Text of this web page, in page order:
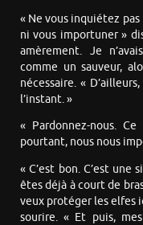
« Ne vous inquiétez pas
ni vous importuner »
amèrement. Je
comme un sauveur,
nécessaire. «
l’instant. »
« Pardonnez-nous.
pourtant, nous nous
« C’est bon. C’est
êtes déjà à court de
veux protéger les elfes
sourire. « Et puis,